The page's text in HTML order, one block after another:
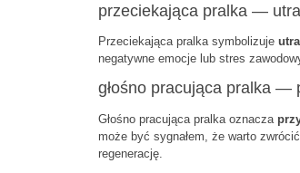
przeciekająca pralka —
Przeciekająca pralka symbolizuje
negatywne emocje lub stres
głośno pracująca pralka —
Głośno pracująca pralka oznacza
może być sygnałem, że warto
regenerację.